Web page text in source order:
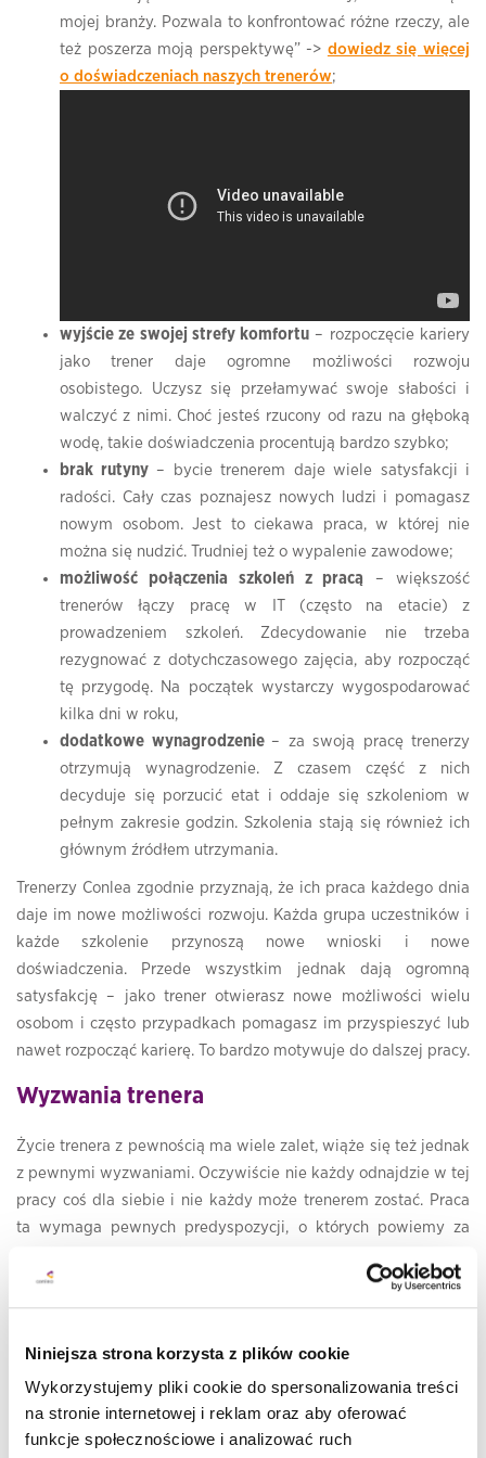
Niniejsza strona korzysta z plików cookie
Wykorzystujemy pliki cookie do spersonalizowania treści
na stronie internetowej i reklam oraz aby oferować
funkcje społecznościowe i analizować ruch
mojej branży. Pozwala to konfrontować różne rzeczy, ale
też poszerza moją perspektywę” -> dowiedz się więcej
o doświadczeniach naszych trenerów;
wyjście ze swojej strefy komfortu – rozpoczęcie kariery
jako trener daje ogromne możliwości rozwoju
osobistego. Uczysz się przełamywać swoje słabości i
walczyć z nimi. Choć jesteś rzucony od razu na głęboką
wodę, takie doświadczenia procentują bardzo szybko;
brak rutyny– bycie trenerem daje wiele satysfakcji i
radości. Cały czas poznajesz nowych ludzi i pomagasz
nowym osobom. Jest to ciekawa praca, w której nie
można się nudzić. Trudniej też o wypalenie zawodowe;
możliwość połączenia szkoleń z pracą – większość
trenerów łączy pracę w IT (często na etacie) z
prowadzeniem szkoleń. Zdecydowanie nie trzeba
rezygnować z dotychczasowego zajęcia, aby rozpocząć
tę przygodę. Na początek wystarczy wygospodarować
kilka dni w roku,
dodatkowe wynagrodzenie – za swoją pracę trenerzy
otrzymują wynagrodzenie. Z czasem część z nich
decyduje się porzucić etat i oddaje się szkoleniom w
pełnym zakresie godzin. Szkolenia stają się również ich
głównym źródłem utrzymania.
Trenerzy Conlea zgodnie przyznają, że ich praca każdego dnia
daje im nowe możliwości rozwoju. Każda grupa uczestników i
każde szkolenie przynoszą nowe wnioski i nowe
doświadczenia. Przede wszystkim jednak dają ogromną
satysfakcję – jako trener otwierasz nowe możliwości wielu
osobom i często przypadkach pomagasz im przyspieszyć lub
nawet rozpocząć karierę. To bardzo motywuje do dalszej pracy.
Wyzwania trenera
Życie trenera z pewnością ma wiele zalet, wiąże się też jednak
z pewnymi wyzwaniami. Oczywiście nie każdy odnajdzie w tej
pracy coś dla siebie i nie każdy może trenerem zostać. Praca
ta wymaga pewnych predyspozycji, o których powiemy za
dostosowywać się do zmian.
nimi komunikować. Nieustanne poznawanie nowych osób,
przymus do ciągłego samorozwoju, podążanie za nowymi
rozwiązaniami i chęć dzielenia się wiedzą – choć może to
wydawać się trudne, przynosi wymierne korzyści. Trenerzy